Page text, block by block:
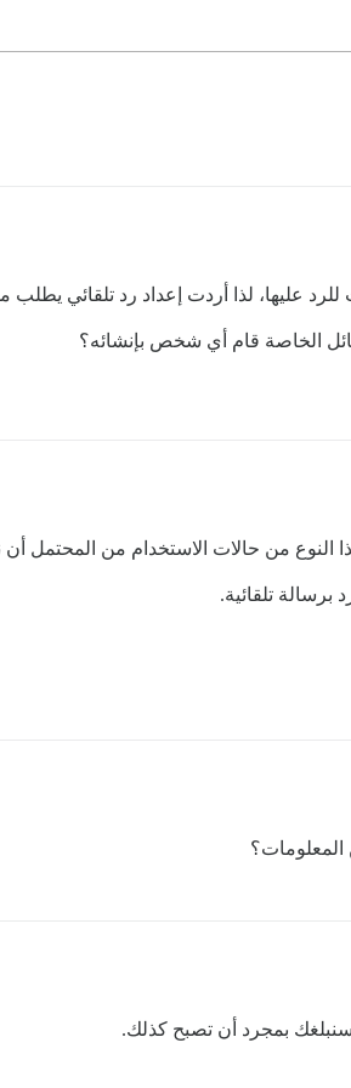
عليها، لذا أردت إعداد رد تلقائي
الخاصة قام أي شخص بإنشائه؟
النوع من حالات الاستخدام من المحتمل أن
المعلومات؟
بمجرد أن تصبح كذلك.